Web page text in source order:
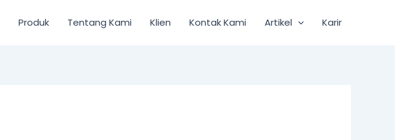
Produk Tentang Kami Klien Kontak Kami Artikel Karir